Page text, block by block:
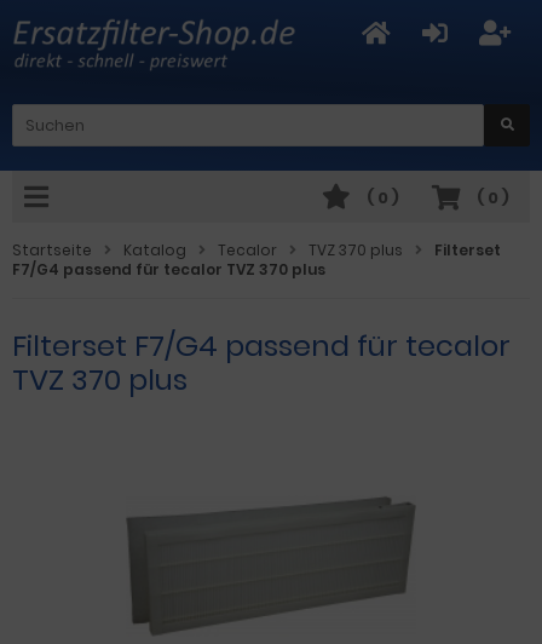
( 0 )
( 0 )
Startseite Katalog Tecalor TVZ 370 plus
Filterset
F7/G4 passend für tecalor TVZ 370 plus
Filterset F7/G4 passend für tecalor
TVZ 370 plus